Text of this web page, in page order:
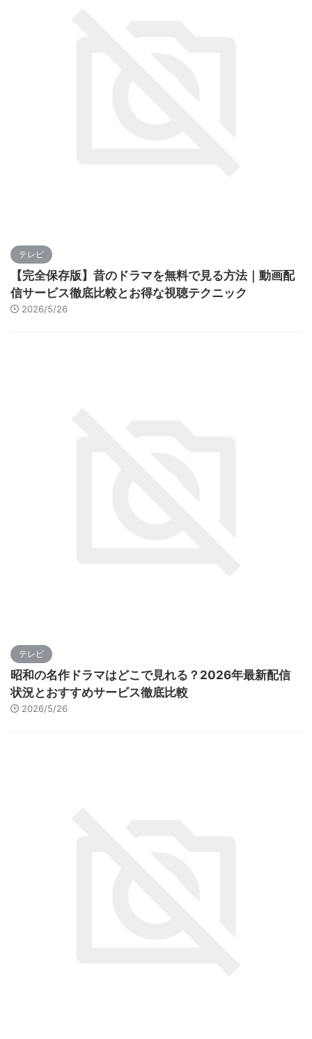
テレビ
【完全保存版】昔のドラマを無料で見る方法｜動画配
信サービス徹底比較とお得な視聴テクニック
2026/5/26
テレビ
昭和の名作ドラマはどこで見れる？2026年最新配信
状況とおすすめサービス徹底比較
2026/5/26